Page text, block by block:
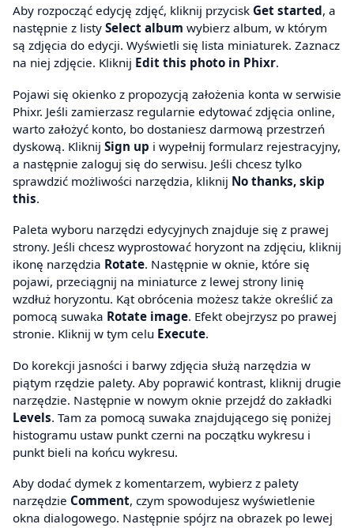
Aby rozpocząć edycję zdjęć, kliknij przycisk Get started, a
następnie z listy Select album wybierz album, w którym
są zdjęcia do edycji. Wyświetli się lista miniaturek. Zaznacz
na niej zdjęcie. Kliknij Edit this photo in Phixr.
Pojawi się okienko z propozycją założenia konta w serwisie
Phixr. Jeśli zamierzasz regularnie edytować zdjęcia online,
warto założyć konto, bo dostaniesz darmową przestrzeń
dyskową. Kliknij Sign up i wypełnij formularz rejestracyjny,
a następnie zaloguj się do serwisu. Jeśli chcesz tylko
sprawdzić możliwości narzędzia, kliknij No thanks, skip
this.
Paleta wyboru narzędzi edycyjnych znajduje się z prawej
strony. Jeśli chcesz wyprostować horyzont na zdjęciu, kliknij
ikonę narzędzia Rotate. Następnie w oknie, które się
pojawi, przeciągnij na miniaturce z lewej strony linię
wzdłuż horyzontu. Kąt obrócenia możesz także określić za
pomocą suwaka Rotate image. Efekt obejrzysz po prawej
stronie. Kliknij w tym celu Execute.
Do korekcji jasności i barwy zdjęcia służą narzędzia w
piątym rzędzie palety. Aby poprawić kontrast, kliknij drugie
narzędzie. Następnie w nowym oknie przejdź do zakładki
Levels. Tam za pomocą suwaka znajdującego się poniżej
histogramu ustaw punkt czerni na początku wykresu i
punkt bieli na końcu wykresu.
Aby dodać dymek z komentarzem, wybierz z palety
narzędzie Comment, czym spowodujesz wyświetlenie
okna dialogowego. Następnie spójrz na obrazek po lewej